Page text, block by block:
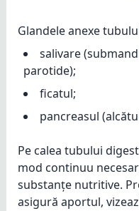
Glandele anexe
salivare
parotide);
ficatul;
pancreasul
Pe calea tubului
mod continuu
substanțe nutritive.
asigură aportul,